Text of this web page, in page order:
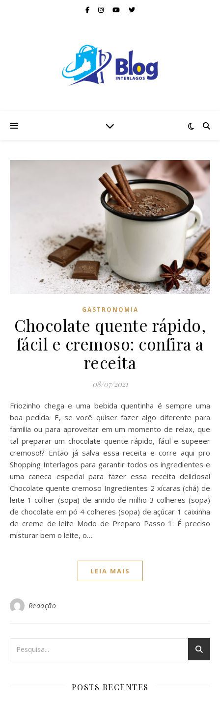
GASTRONOMIA
Chocolate quente rápido,
fácil e cremoso: confira a
receita
08/07/2021
Friozinho chega e uma bebida quentinha é sempre uma
boa pedida. E, se você quiser fazer algo diferente para
família ou para aproveitar em um momento de relax, que
tal preparar um chocolate quente rápido, fácil e supeeer
cremoso!? Então já salva essa receita e corre aqui pro
Shopping Interlagos para garantir todos os ingredientes e
uma caneca especial para fazer essa receita deliciosa!
Chocolate quente cremoso Ingredientes 2 xícaras (chá) de
leite 1 colher (sopa) de amido de milho 3 colheres (sopa)
de chocolate em pó 4 colheres (sopa) de açúcar 1 caixinha
de creme de leite Modo de Preparo Passo 1: É preciso
misturar bem o leite, o…
LEIA MAIS
Redação
POSTS RECENTES